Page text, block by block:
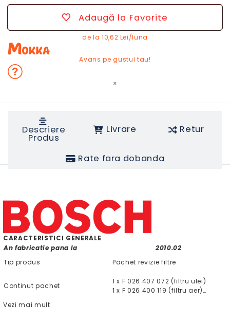
Adaugă la Favorite
de la 10,62 Lei/luna
Avans pe gustul tau!
×
Descriere
Produs
Livrare Retur
Rate fara dobanda
CARACTERISTICI GENERALE
An fabricatie pana la
2010.02
Tip produs
Pachet revizie filtre
Continut pachet
1 x F 026 407 072 (filtru ulei)
1 x F 026 400 119 (filtru aer)…
Vezi mai mult